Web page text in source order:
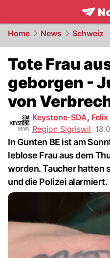
Home News Schweiz
Tote Frau
geborgen -
von
Keystone-SDA,
Region Sigriswil,
In Gunten BE ist am
leblose Frau aus dem
worden. Taucher hatten
und die Polizei alarmiert.